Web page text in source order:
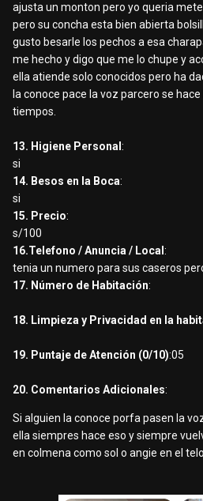
ajusta un monton pero yo queria
pero su concha esta bien abierta
gusto besarle los pechos a esa
me hecho y digo que me lo chupe y
ella atiende solo conocidos pero ha
la conoce pace la voz parcero se
tiempos.
13. Higiene Personal :
si
14. Besos en la Boca:
si
15. Precio:
s/100
16.Telefono / Anuncia / Local :
tenia un numero para sus caseros
17. Número de Habitación:
18. Limpieza y Privacidad en la
19. Puntaje de Atención (0/10):05
20. Comentarios Adicionales:
Si alguien la conoce porfa pasen la
ella siempres hace eso y siempre
en colmena como sol o angie en el